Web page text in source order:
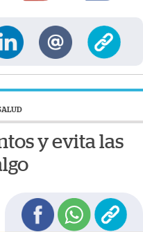
y evita las